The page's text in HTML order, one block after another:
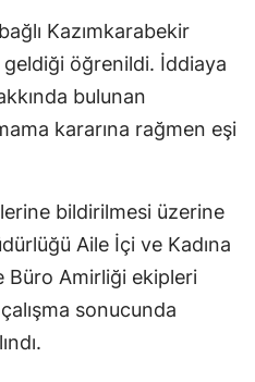
Kazımkarabekir
geldiği öğrenildi. İddiaya
bulunan
kararına rağmen eşi
bildirilmesi üzerine
Aile İçi ve Kadına
Büro Amirliği ekipleri
sonucunda